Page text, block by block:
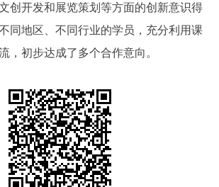
创开发和展览策划等方面的创新意识得
同地区、不同行业的学员，充分利用课
，初步达成了多个合作意向。